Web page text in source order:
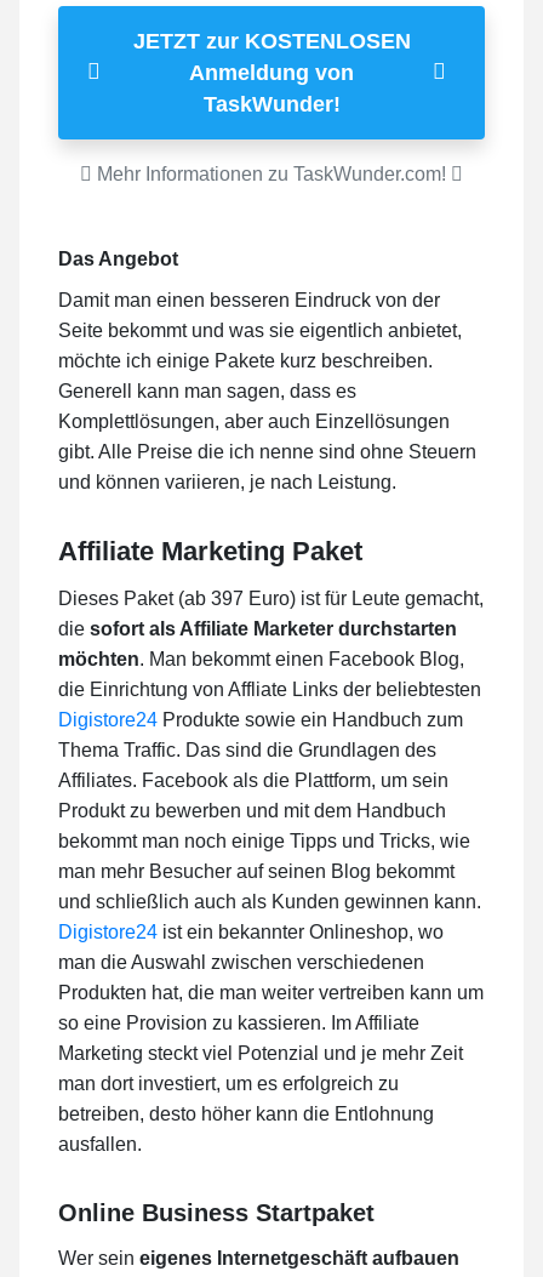
JETZT zur KOSTENLOSEN
Anmeldung von
TaskWunder!
Mehr Informationen zu TaskWunder.com!
Das Angebot
Damit man einen besseren Eindruck von der
Seite bekommt und was sie eigentlich anbietet,
möchte ich einige Pakete kurz beschreiben.
Generell kann man sagen, dass es
Komplettlösungen, aber auch Einzellösungen
gibt. Alle Preise die ich nenne sind ohne Steuern
und können variieren, je nach Leistung.
Affiliate Marketing Paket
Dieses Paket (ab 397 Euro) ist für Leute gemacht,
die sofort als Affiliate Marketer durchstarten
möchten. Man bekommt einen Facebook Blog,
die Einrichtung von Affliate Links der beliebtesten
Digistore24 Produkte sowie ein Handbuch zum
Thema Traffic. Das sind die Grundlagen des
Affiliates. Facebook als die Plattform, um sein
Produkt zu bewerben und mit dem Handbuch
bekommt man noch einige Tipps und Tricks, wie
man mehr Besucher auf seinen Blog bekommt
und schließlich auch als Kunden gewinnen kann.
Digistore24 ist ein bekannter Onlineshop, wo
man die Auswahl zwischen verschiedenen
Produkten hat, die man weiter vertreiben kann um
so eine Provision zu kassieren. Im Affiliate
Marketing steckt viel Potenzial und je mehr Zeit
man dort investiert, um es erfolgreich zu
betreiben, desto höher kann die Entlohnung
ausfallen.
Online Business Startpaket
Wer sein eigenes Internetgeschäft aufbauen